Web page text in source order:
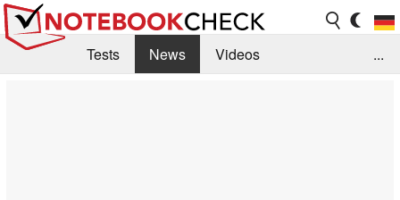
Tests News
Videos
...